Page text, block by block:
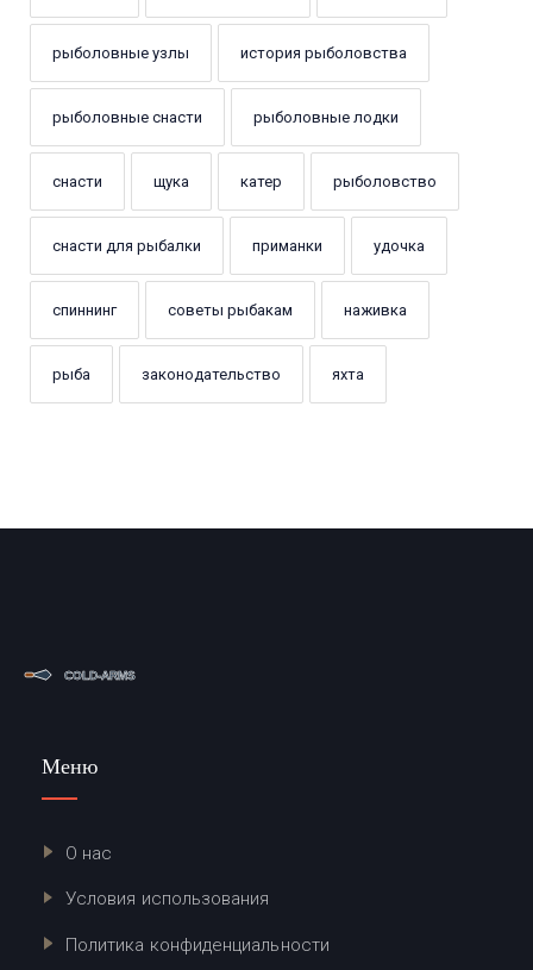
рыболовные узлы история рыболовства
рыболовные снасти рыболовные лодки
снасти щука катер рыболовство
снасти для рыбалки приманки удочка
спиннинг советы рыбакам наживка
рыба законодательство яхта
Меню
О нас
Условия использования
Политика конфиденциальности